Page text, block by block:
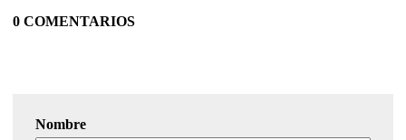
0 COMENTARIOS
Nombre